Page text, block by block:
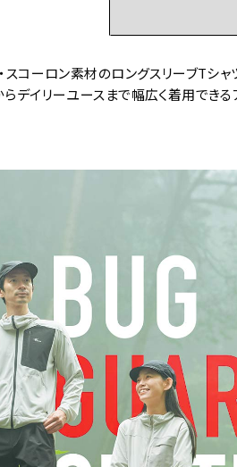
コーロン素材のロングスリーブTシ
デイリーユースまで幅広く着用できる